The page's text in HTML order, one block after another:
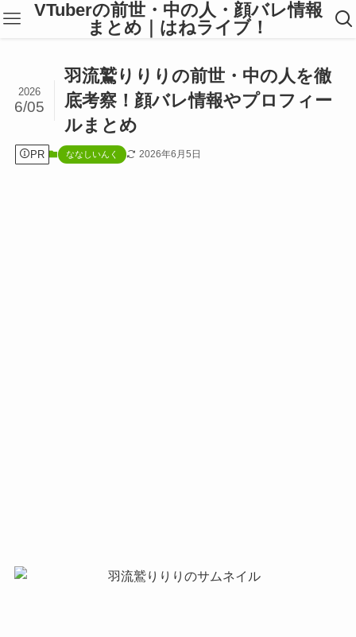
VTuberの前世・中の人・顔バレ情報
まとめ｜はねライブ！
羽流鷲りりりの前世・中の人を徹
底考察！顔バレ情報やプロフィー
ルまとめ
2026
6/05
PR ななしいんく 2026年6月5日